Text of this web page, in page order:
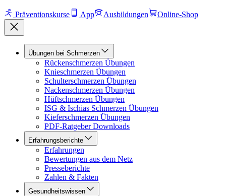
Präventionskurse App Ausbildungen Online-Shop
Übungen bei Schmerzen
Rückenschmerzen Übungen
Knieschmerzen Übungen
Schulterschmerzen Übungen
Nackenschmerzen Übungen
Hüftschmerzen Übungen
ISG & Ischias Schmerzen Übungen
Kieferschmerzen Übungen
PDF-Ratgeber Downloads
Erfahrungsberichte
Erfahrungen
Bewertungen aus dem Netz
Presseberichte
Zahlen & Fakten
Gesundheitswissen